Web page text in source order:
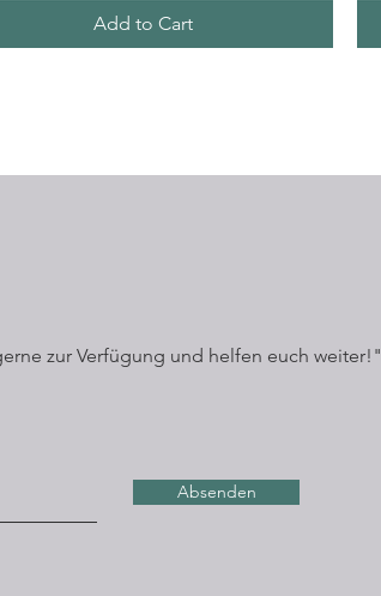
Add to Cart
zur Verfügung und helfen euch weiter!"
Absenden